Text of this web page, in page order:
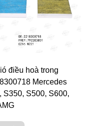
điều hoà trong
Mercedes
S350, S500, S600,